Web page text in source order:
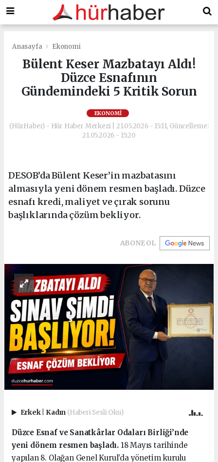
Anasayfa Ekonomi
Bülent Keser Mazbatayı Aldı!
Düzce Esnafının
Gündemindeki 5 Kritik Sorun
EKONOMI
(HürHaber) - Hür Haber Merkezi | 21.05.2026 - 15:11, Güncelleme:
21.05.2026 - 15:20
DESOB’da Bülent Keser’in mazbatasını
almasıyla yeni dönem resmen başladı. Düzce
esnafı kredi, maliyet ve çırak sorunu
başlıklarında çözüm bekliyor.
ABONE OL
Erkek Kadın (Haberi Sesli Oku)
Düzce Esnaf ve Sanatkârlar Odaları Birliği’nde
yeni dönem resmen başladı. 18 Mayıs tarihinde
yapılan 8. Olağan Genel Kurul’da yönetim kurulu